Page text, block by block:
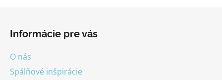
Informácie pre vás
O nás
Spálňové inšpirácie